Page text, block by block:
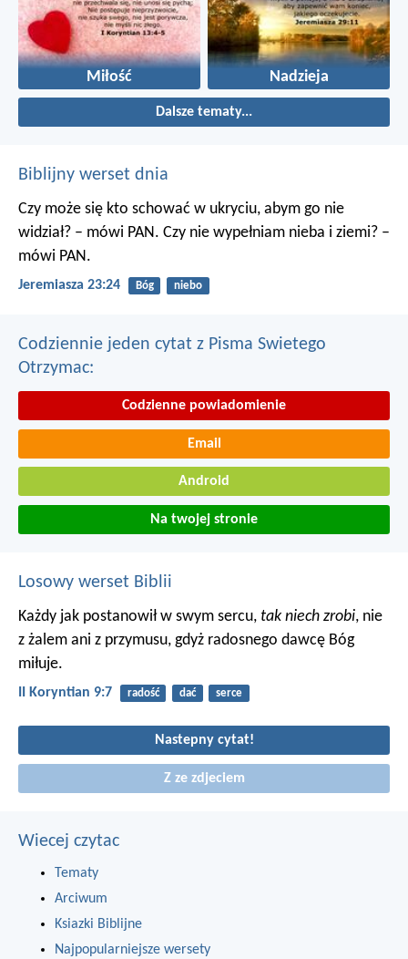
Miłość Nadzieja
Dalsze tematy...
Biblijny werset dnia
Czy może się kto schować w ukryciu, abym go nie
widział? – mówi PAN. Czy nie wypełniam nieba i ziemi? –
mówi PAN.
Jeremiasza 23:24 Bóg niebo
Codziennie jeden cytat z Pisma Swietego
Otrzymac:
Codzienne powiadomienie
Email
Android
Na twojej stronie
Losowy werset Biblii
Każdy jak postanowił w swym sercu, tak niech zrobi, nie
z żalem ani z przymusu, gdyż radosnego dawcę Bóg
miłuje.
II Koryntian 9:7 radość dać serce
Nastepny cytat!
Z ze zdjeciem
Wiecej czytac
Tematy
Arciwum
Ksiazki Biblijne
Najpopularniejsze wersety